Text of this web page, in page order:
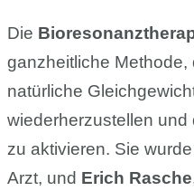
Die
ganzheitliche Methode,
natürliche
wiederherzustellen
zu aktivieren. Sie
Arzt, und Erich Rasche